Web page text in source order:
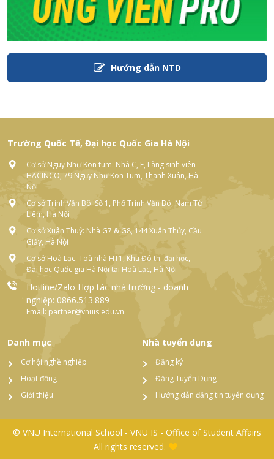
Hướng dẫn NTD
Trường Quốc Tế, Đại học Quốc Gia Hà Nội
Cơ sở Nguỵ Như Kon tum: Nhà C, E, Làng sinh viên
HACINCO, 79 Ngụy Như Kon Tum, Thanh Xuân, Hà
Nội
Cơ sở Trịnh Văn Bô: Số 1, Phố Trịnh Văn Bô, Nam Từ
Liêm, Hà Nội
Cơ sở Xuân Thuỷ: Nhà G7 & G8, 144 Xuân Thủy, Cầu
Giấy, Hà Nội
Cơ sở Hoà Lạc: Toà nhà HT1, Khu Đô thị đại học,
Đại học Quốc gia Hà Nội tại Hoà Lạc, Hà Nội
Hotline/Zalo Hợp tác nhà trường - doanh
nghiệp: 0866.513.889
Email: partner@vnuis.edu.vn
Danh mục
Cơ hội nghề nghiệp
Hoạt động
Giới thiệu
Nhà tuyển dụng
Đăng ký
Đăng Tuyển Dụng
Hướng dẫn đăng tin tuyển dụng
© VNU International School - VNU IS - Office of Student Affairs
All rights reserved.